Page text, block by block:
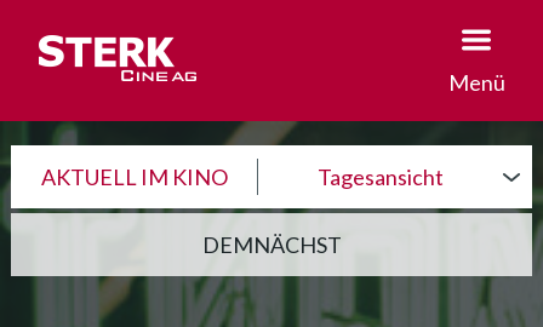
Menü
AKTUELL IM KINO Tagesansicht
DEMNÄCHST